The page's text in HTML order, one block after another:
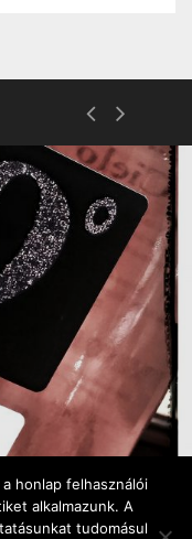
honlap felhasználói
alkalmazunk. A
tudomásul